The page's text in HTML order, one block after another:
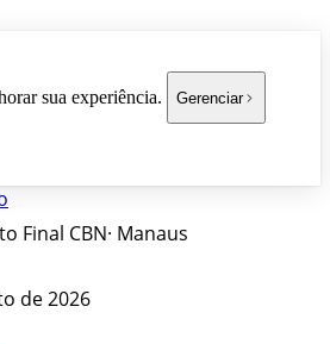
sua experiência. Gerenciar
Final CBN· Manaus
de 2026